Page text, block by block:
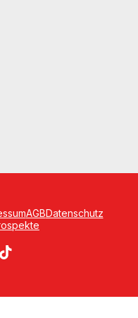
AGBDatenschutz